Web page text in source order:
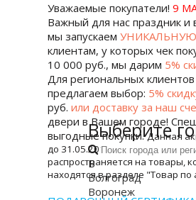
Уважаемые покупатели!9
Важный для нас праздник и
мы запускаемУНИКАЛЬНУЮ
клиентам, у которых чек
10 000 руб., мы дарим 5%
Для региональных
предлагаем выбор: 5%
руб.или доставку за наш
двери в Вашем городе!
выгодные покупки.Данная
до 31.05.2018г. включительно
распространяется на товары,
находятся в разделе "Товар по
Выберите
В
Волгоград
Воронеж